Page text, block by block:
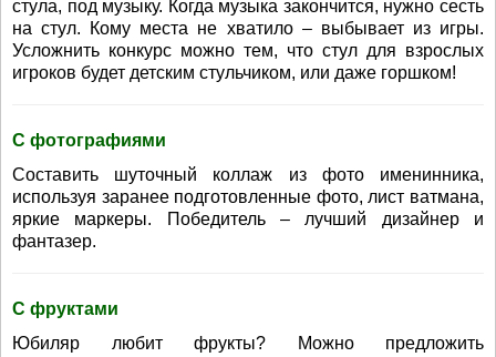
стула, под музыку. Когда музыка закончится, нужно сесть
на стул. Кому места не хватило – выбывает из игры.
Усложнить конкурс можно тем, что стул для взрослых
игроков будет детским стульчиком, или даже горшком!
С фотографиями
Составить шуточный коллаж из фото именинника,
используя заранее подготовленные фото, лист ватмана,
яркие маркеры. Победитель – лучший дизайнер и
фантазер.
С фруктами
Юбиляр любит фрукты? Можно предложить